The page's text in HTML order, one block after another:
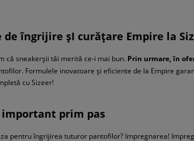
de îngrijire șI curățare Empire la
că sneakerșii tăi merită ce-i mai bun. Prin urmare, în
Formulele inovatoare și eficiente de la Empire
cu Sizeer!
important prim pas
pentru îngrijirea tuturor pantofilor? Impregnarea!